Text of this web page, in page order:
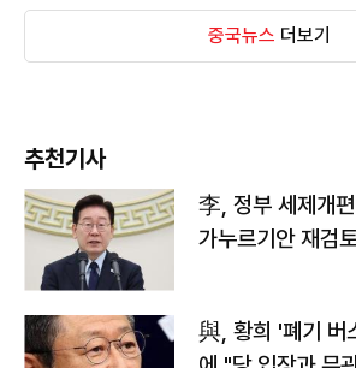
중국뉴스 더보기
추천기사
李, 정부 세제개
가누르기안 재검
與, 황희 '폐기 버